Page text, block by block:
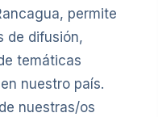
permite
de difusión,
temáticas
nuestro país.
nuestras/os